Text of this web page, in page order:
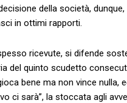
della società,
in ottimi rapporti.
ricevute, si difende
del quinto scudetto
bene ma non vince nulla,
ci sarà”, la stoccata agli